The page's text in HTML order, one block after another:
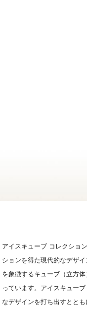
アイスキューブ コレクショ
ションを得た現代的なデザ
を象徴するキューブ（立方
っています。アイスキュー
なデザインを打ち出すとと